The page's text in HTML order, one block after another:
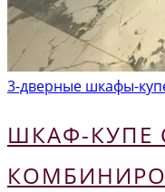
3-дверные шкафы-
ШКАФ-КУПЕ